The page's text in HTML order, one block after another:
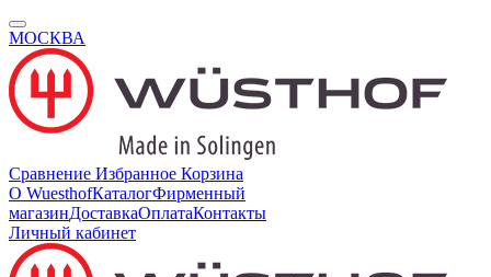
МОСКВА
Сравнение Избранное Корзина
О WuesthofКаталогФирменный
магазинДоставкаОплатаКонтакты
Личный кабинет